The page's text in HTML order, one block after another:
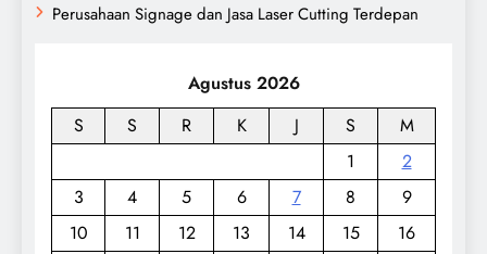
Perusahaan Signage dan Jasa Laser Cutting Terdepan
Agustus 2026
S
S R K J S
M
1
2
3
4 5 6 7 8
9
10
11 12 13 14 15
16